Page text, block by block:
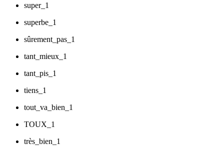
super_1
superbe_1
sûrement_pas_1
tant_mieux_1
tant_pis_1
tiens_1
tout_va_bien_1
TOUX_1
très_bien_1